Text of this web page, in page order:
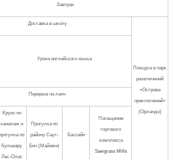
Завтрак
Доставка в школу
Поездка в парк
развлечений
«Острова
приключений»
(Орландо)
Уроки английского языка
Перерыв на ланч
Круиз по
каналам и
по
бульвару
Лас-Олас
Прогулка по
району Саут-
Бич (Майами)
Бассейн
Посещение
торгового
комплекса
Sawgrass Mills